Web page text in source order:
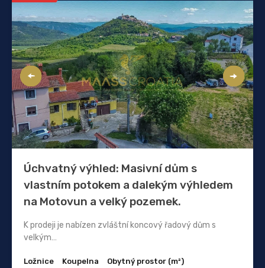
Úchvatný výhled: Masivní dům s
vlastním potokem a dalekým výhledem
na Motovun a velký pozemek.
K prodeji je nabízen zvláštní koncový řadový dům s
velkým…
Ložnice
Koupelna
Obytný prostor (m²)